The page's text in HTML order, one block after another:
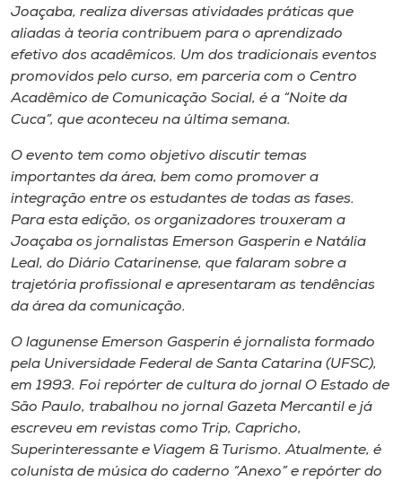
Store
Selecione
A+
Joaçaba, realiza diversas atividades práticas que
aliadas à teoria contribuem para o aprendizado
efetivo dos acadêmicos. Um dos tradicionais eventos
promovidos pelo curso, em parceria com o Centro
Acadêmico de Comunicação Social, é a “Noite da
Cuca”, que aconteceu na última semana.
O evento tem como objetivo discutir temas
importantes da área, bem como promover a
integração entre os estudantes de todas as fases.
Para esta edição, os organizadores trouxeram a
Joaçaba os jornalistas Emerson Gasperin e Natália
Leal, do Diário Catarinense, que falaram sobre a
trajetória profissional e apresentaram as tendências
da área da comunicação.
O lagunense Emerson Gasperin é jornalista formado
pela Universidade Federal de Santa Catarina (UFSC),
em 1993. Foi repórter de cultura do jornal O Estado de
São Paulo, trabalhou no jornal Gazeta Mercantil e já
escreveu em revistas como Trip, Capricho,
Superinteressante e Viagem & Turismo. Atualmente, é
colunista de música do caderno “Anexo” e repórter do